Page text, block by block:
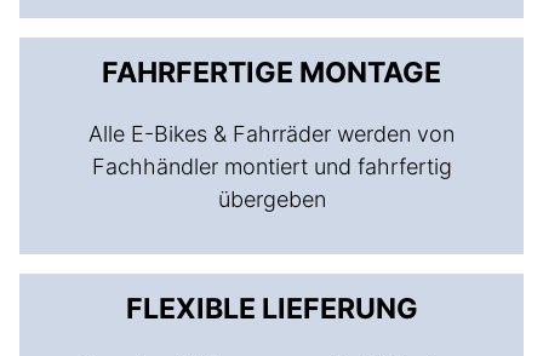
FAHRFERTIGE MONTAGE
Alle E-Bikes & Fahrräder werden von
Fachhändler montiert und fahrfertig
übergeben
FLEXIBLE LIEFERUNG